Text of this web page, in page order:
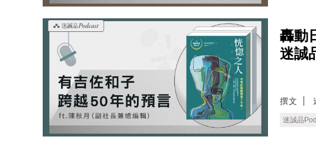
轟動
迷誠
撰文
迷誠品